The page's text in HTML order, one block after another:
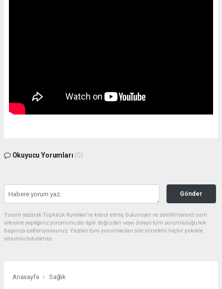
Okuyucu Yorumları (0)
Gönder
Yorum yazarak Topluluk Kuralları’nı kabul etmiş bulunuyor ve salihlimanset.com
sitesine yaptığınız yorumunuzla ilgili doğrudan veya dolaylı tüm sorumluluğu tek
başınıza üstleniyorsunuz. Yazılan tüm yorumlardan site yönetimi hiçbir şekilde
sorumlu tutulamaz.
Anasayfa Sağlık